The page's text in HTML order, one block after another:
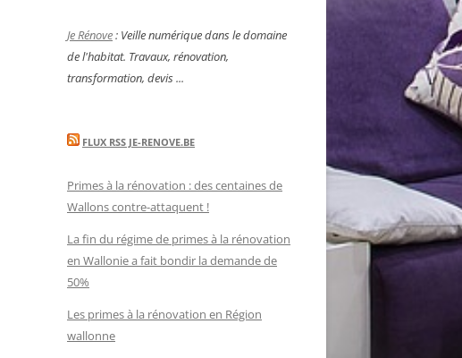
Je Rénove: Veille numérique dans le domaine
de l'habitat. Travaux, rénovation,
transformation, devis ...
FLUX RSS JE-RENOVE.BE
Primes à la rénovation : des centaines de
Wallons contre-attaquent !
La fin du régime de primes à la rénovation
en Wallonie a fait bondir la demande de
50%
Les primes à la rénovation en Région
wallonne